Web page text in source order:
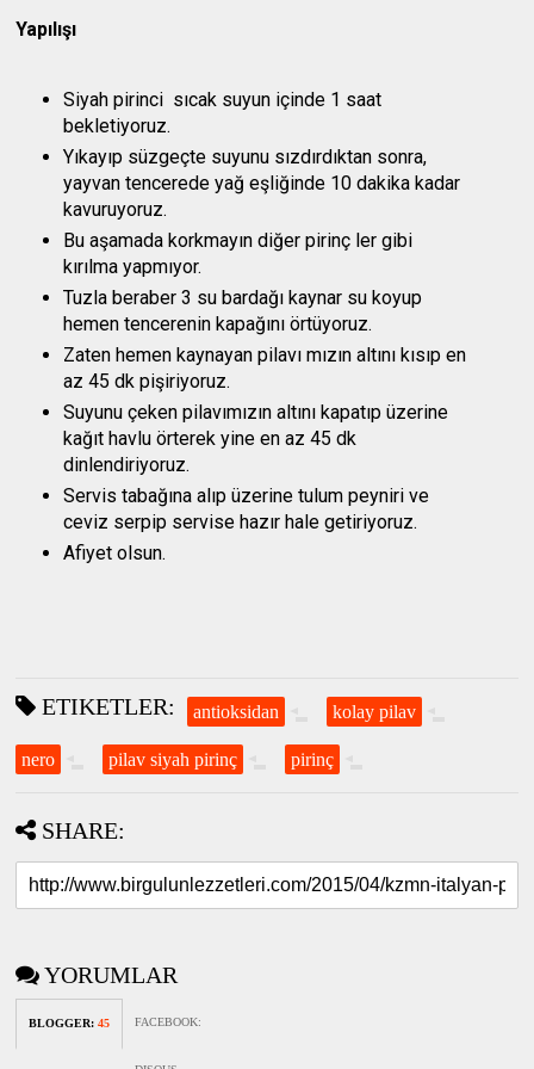
Yapılışı
Siyah pirinci sıcak suyun içinde 1 saat
bekletiyoruz.
Yıkayıp süzgeçte suyunu sızdırdıktan sonra,
yayvan tencerede yağ eşliğinde 10 dakika kadar
kavuruyoruz.
Bu aşamada korkmayın diğer pirinç ler gibi
kırılma yapmıyor.
Tuzla beraber 3 su bardağı kaynar su koyup
hemen tencerenin kapağını örtüyoruz.
Zaten hemen kaynayan pilavı mızın altını kısıp en
az 45 dk pişiriyoruz.
Suyunu çeken pilavımızın altını kapatıp üzerine
kağıt havlu örterek yine en az 45 dk
dinlendiriyoruz.
Servis tabağına alıp üzerine tulum peyniri ve
ceviz serpip servise hazır hale getiriyoruz.
Afiyet olsun.
ETIKETLER: antioksidan kolay pilav
nero pilav siyah pirinç pirinç
SHARE:
YORUMLAR
BLOGGER:45 FACEBOOK: